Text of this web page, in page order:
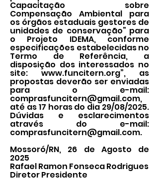
Capacitação sobre
Compensação Ambiental para
os órgãos estaduais gestores de
unidades de conservação” para
o Projeto IDEMA, conforme
especificações estabelecidas no
Termo de Referência, a
disposição dos interessados no
site:www.funcitern.org”, as
propostas deverão ser enviadas
para o e-mail:
comprasfuncitern@gmail.com,
até as 17 horas do dia 29/08/2025.
Dúvidas e esclarecimentos
através do e-mail:
comprasfuncitern@gmail.com.
Mossoró/RN, 26 de Agosto de
2025
Rafael Ramon Fonseca Rodrigues
Diretor Presidente